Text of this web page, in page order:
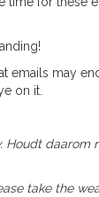
emails may
on it.
Houdt daarom
take the